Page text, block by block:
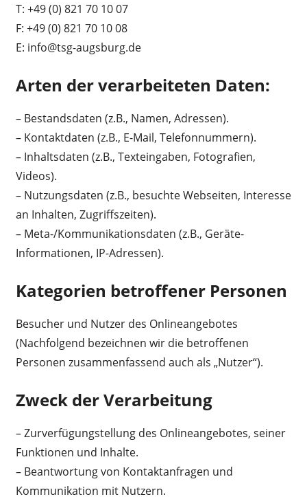
T: +49 (0) 821 70 10 07
F: +49 (0) 821 70 10 08
E: info@tsg-augsburg.de
Arten der verarbeiteten Daten:
– Bestandsdaten (z.B., Namen, Adressen).
– Kontaktdaten (z.B., E-Mail, Telefonnummern).
– Inhaltsdaten (z.B., Texteingaben, Fotografien,
Videos).
– Nutzungsdaten (z.B., besuchte Webseiten, Interesse
an Inhalten, Zugriffszeiten).
– Meta-/Kommunikationsdaten (z.B., Geräte-
Informationen, IP-Adressen).
Kategorien betroffener Personen
Besucher und Nutzer des Onlineangebotes
(Nachfolgend bezeichnen wir die betroffenen
Personen zusammenfassend auch als „Nutzer“).
Zweck der Verarbeitung
– Zurverfügungstellung des Onlineangebotes, seiner
Funktionen und Inhalte.
– Beantwortung von Kontaktanfragen und
Kommunikation mit Nutzern.